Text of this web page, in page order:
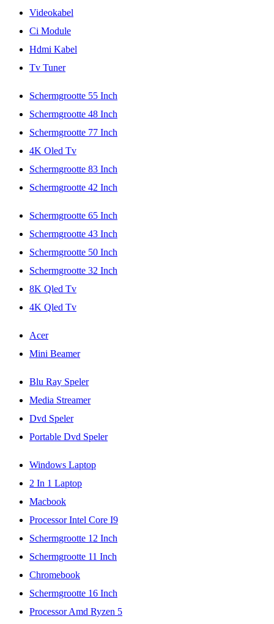
Videokabel
Ci Module
Hdmi Kabel
Tv Tuner
Schermgrootte 55 Inch
Schermgrootte 48 Inch
Schermgrootte 77 Inch
4K Oled Tv
Schermgrootte 83 Inch
Schermgrootte 42 Inch
Schermgrootte 65 Inch
Schermgrootte 43 Inch
Schermgrootte 50 Inch
Schermgrootte 32 Inch
8K Qled Tv
4K Qled Tv
Acer
Mini Beamer
Blu Ray Speler
Media Streamer
Dvd Speler
Portable Dvd Speler
Windows Laptop
2 In 1 Laptop
Macbook
Processor Intel Core I9
Schermgrootte 12 Inch
Schermgrootte 11 Inch
Chromebook
Schermgrootte 16 Inch
Processor Amd Ryzen 5